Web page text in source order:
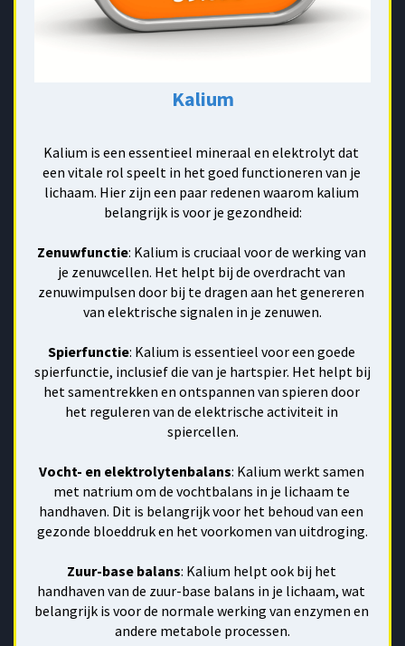
Kalium
Kalium is een essentieel mineraal en elektrolyt dat
een vitale rol speelt in het goed functioneren van je
lichaam. Hier zijn een paar redenen waarom kalium
belangrijk is voor je gezondheid:
Zenuwfunctie: Kalium is cruciaal voor de werking van
je zenuwcellen. Het helpt bij de overdracht van
zenuwimpulsen door bij te dragen aan het genereren
van elektrische signalen in je zenuwen.
Spierfunctie: Kalium is essentieel voor een goede
spierfunctie, inclusief die van je hartspier. Het helpt bij
het samentrekken en ontspannen van spieren door
het reguleren van de elektrische activiteit in
spiercellen.
Vocht- en elektrolytenbalans: Kalium werkt samen
met natrium om de vochtbalans in je lichaam te
handhaven. Dit is belangrijk voor het behoud van een
gezonde bloeddruk en het voorkomen van uitdroging.
Zuur-base balans: Kalium helpt ook bij het
handhaven van de zuur-base balans in je lichaam, wat
belangrijk is voor de normale werking van enzymen en
andere metabole processen.